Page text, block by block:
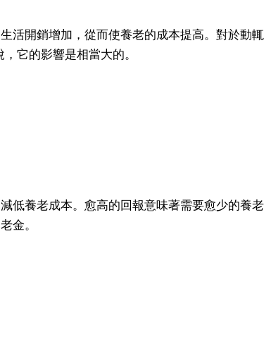
活開銷增加，從而使養老的成本提高。對於動輒
它的影響是相當大的。
低養老成本。愈高的回報意味著需要愈少的養老
金。